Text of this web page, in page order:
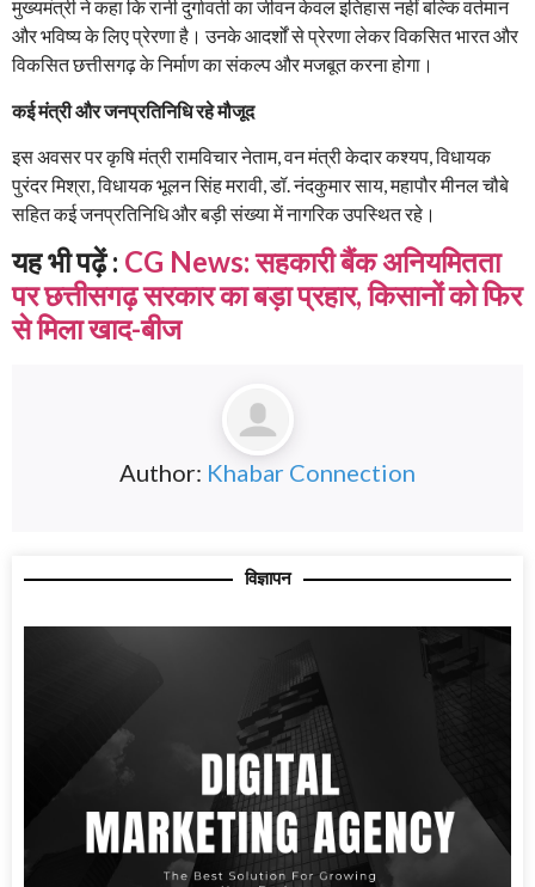
मुख्यमंत्री ने कहा कि रानी दुर्गावती का जीवन केवल इतिहास नहीं बल्कि वर्तमान
और भविष्य के लिए प्रेरणा है। उनके आदर्शों से प्रेरणा लेकर विकसित भारत और
विकसित छत्तीसगढ़ के निर्माण का संकल्प और मजबूत करना होगा।
कई मंत्री और जनप्रतिनिधि रहे मौजूद
इस अवसर पर कृषि मंत्री रामविचार नेताम, वन मंत्री केदार कश्यप, विधायक
पुरंदर मिश्रा, विधायक भूलन सिंह मरावी, डॉ. नंदकुमार साय, महापौर मीनल चौबे
सहित कई जनप्रतिनिधि और बड़ी संख्या में नागरिक उपस्थित रहे।
यह भी पढ़ें : CG News: सहकारी बैंक अनियमितता
पर छत्तीसगढ़ सरकार का बड़ा प्रहार, किसानों को फिर
से मिला खाद-बीज
Author: Khabar Connection
विज्ञापन